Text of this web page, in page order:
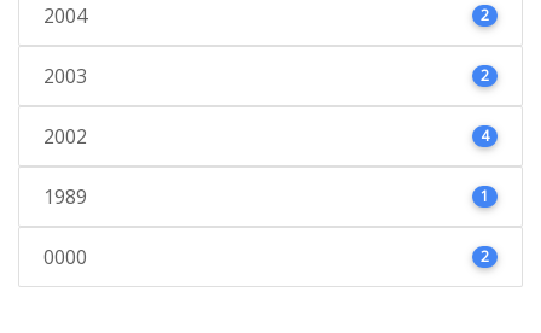
2004 2
2003 2
2002 4
1989 1
0000 2